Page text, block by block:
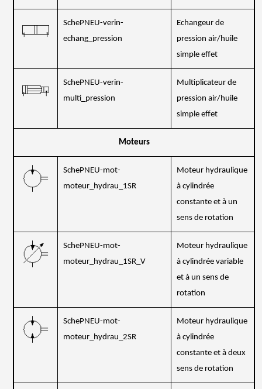
SchePNEU-verin-
echang_pression
Echangeur de
pression air/huile
simple effet
SchePNEU-verin-
multi_pression
Multiplicateur de
pression air/huile
simple effet
Moteurs
SchePNEU-mot-
moteur_hydrau_1SR
Moteur hydraulique
à cylindrée
constante et à un
sens de rotation
SchePNEU-mot-
moteur_hydrau_1SR_V
Moteur hydraulique
à cylindrée variable
et à un sens de
rotation
SchePNEU-mot-
moteur_hydrau_2SR
Moteur hydraulique
à cylindrée
constante et à deux
sens de rotation